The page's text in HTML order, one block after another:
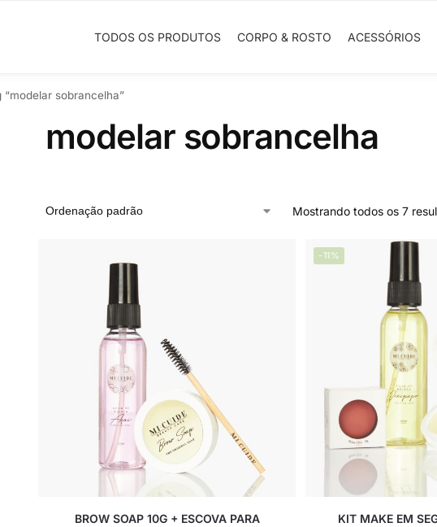
TODOS OS PRODUTOS CORPO & ROSTO ACESSÓRIOS
sobrancelha”
modelar sobrancelha
Mostrando todos os 7
BROW SOAP 10G + ESCOVA PARA
-11%
KIT MAKE EM